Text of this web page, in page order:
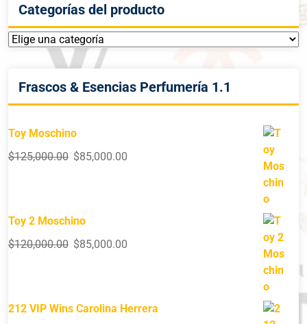
Categorías del producto
Frascos & Esencias Perfumería 1.1
Toy Moschino
$125,000.00 $85,000.00
Toy 2 Moschino
$120,000.00 $85,000.00
212 VIP Wins Carolina Herrera